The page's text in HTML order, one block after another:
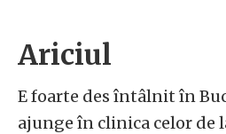
Ariciul
E foarte des întâlnit în
ajunge în clinica celor de